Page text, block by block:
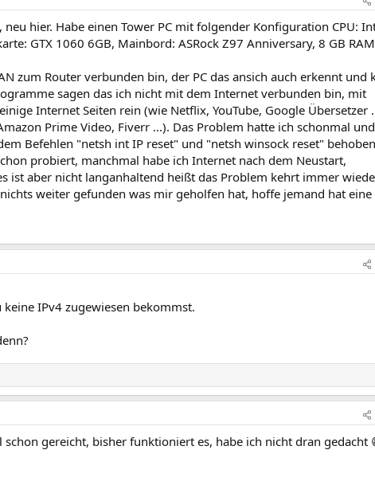
hier. Habe einen Tower PC mit folgender Konfiguration CPU:
GTX 1060 6GB, Mainbord: ASRock Z97 Anniversary, 8 GB RAM
zum Router verbunden bin, der PC das ansich auch erkennt und
sagen das ich nicht mit dem Internet verbunden bin, mit
Internet Seiten rein (wie Netflix, YouTube, Google Übersetzer
Prime Video, Fiverr ...). Das Problem hatte ich schonmal und
Befehlen "netsh int IP reset" und "netsh winsock reset" behoben
probiert, manchmal habe ich Internet nach dem Neustart,
ist aber nicht langanhaltend heißt das Problem kehrt immer
weiter gefunden was mir geholfen hat, hoffe jemand hat eine
IPv4 zugewiesen bekommst.
gereicht, bisher funktioniert es, habe ich nicht dran gedacht